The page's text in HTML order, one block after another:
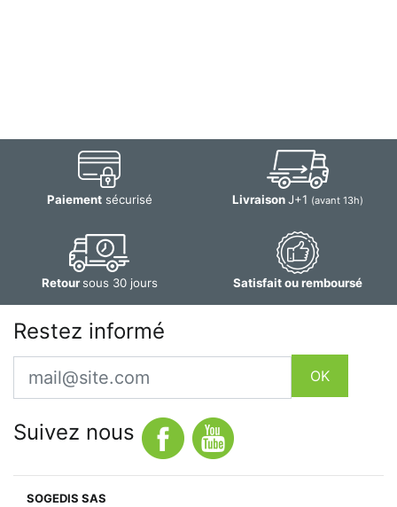
Paiementsécurisé LivraisonJ+1 (avant 13h)
Retoursous 30 jours Satisfait ou remboursé
Restez informé
Email
OK
Suivez nous
SOGEDIS SAS